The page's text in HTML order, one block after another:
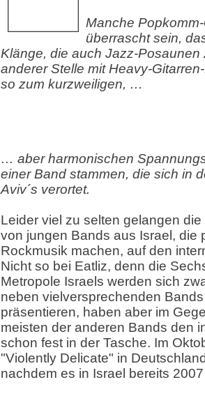
Manche
überrascht sein,
Klänge, die auch Jazz-Posaunen
anderer Stelle mit Heavy-
so zum kurzweiligen, …
… aber harmonischen
einer Band stammen, die sich in
Aviv´s verortet.
Leider viel zu selten gelangen
von jungen Bands aus Israel, die
Rockmusik machen, auf den
Nicht so bei Eatliz, denn die
Metropole Israels werden sich
neben vielversprechenden
präsentieren, haben aber im
meisten der anderen Bands den
schon fest in der Tasche. Im
"Violently Delicate" in
nachdem es in Israel bereits